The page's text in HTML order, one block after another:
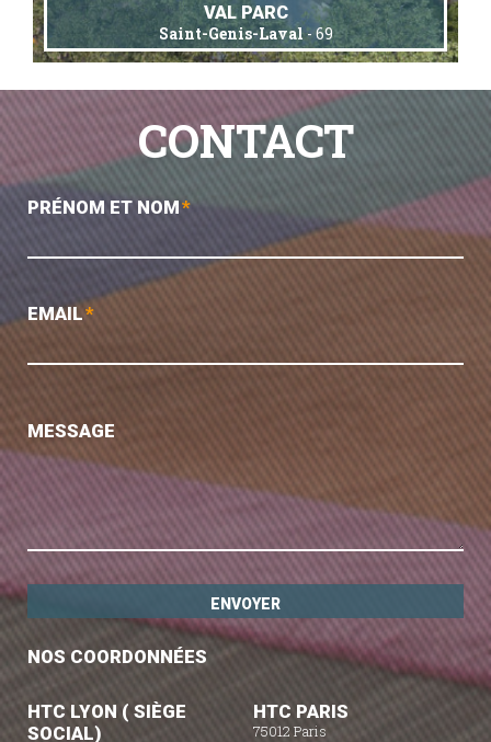
VAL PARC
Saint-Genis-Laval- 69
CONTACT
PRÉNOM ET NOM*
EMAIL*
MESSAGE
NOS COORDONNÉES
HTC LYON ( SIÈGE
SOCIAL)
HTC PARIS
75012 Paris